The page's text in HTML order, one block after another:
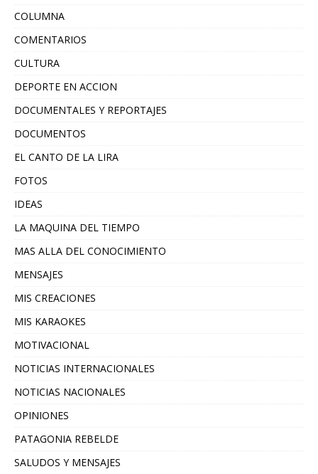
COLUMNA
COMENTARIOS
CULTURA
DEPORTE EN ACCION
DOCUMENTALES Y REPORTAJES
DOCUMENTOS
EL CANTO DE LA LIRA
FOTOS
IDEAS
LA MAQUINA DEL TIEMPO
MAS ALLA DEL CONOCIMIENTO
MENSAJES
MIS CREACIONES
MIS KARAOKES
MOTIVACIONAL
NOTICIAS INTERNACIONALES
NOTICIAS NACIONALES
OPINIONES
PATAGONIA REBELDE
SALUDOS Y MENSAJES